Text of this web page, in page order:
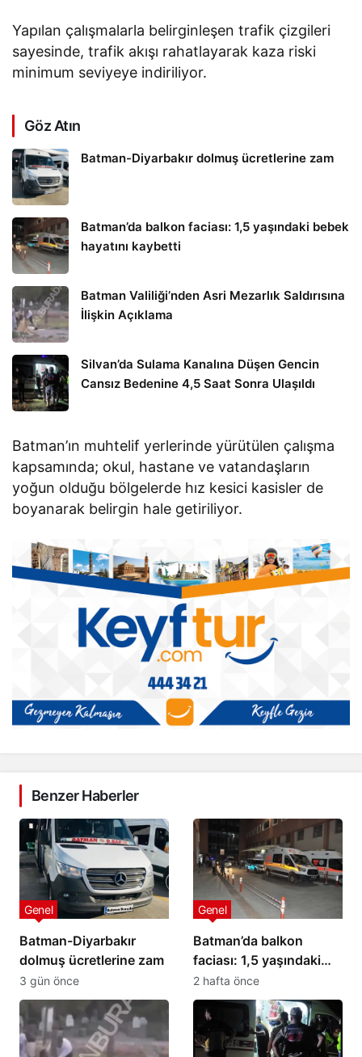
Yapılan çalışmalarla belirginleşen trafik çizgileri
sayesinde, trafik akışı rahatlayarak kaza riski
minimum seviyeye indiriliyor.
Göz Atın
Batman-Diyarbakır dolmuş ücretlerine zam
Batman’da balkon faciası: 1,5 yaşındaki bebek
hayatını kaybetti
Batman Valiliği’nden Asri Mezarlık Saldırısına
İlişkin Açıklama
Silvan’da Sulama Kanalına Düşen Gencin
Cansız Bedenine 4,5 Saat Sonra Ulaşıldı
Batman’ın muhtelif yerlerinde yürütülen çalışma
kapsamında; okul, hastane ve vatandaşların
yoğun olduğu bölgelerde hız kesici kasisler de
boyanarak belirgin hale getiriliyor.
Benzer Haberler
Batman-Diyarbakır
dolmuş ücretlerine zam
Genel
3 gün önce
Batman’da balkon
faciası: 1,5 yaşındaki
bebek hayatını kaybetti
Genel
2 hafta önce